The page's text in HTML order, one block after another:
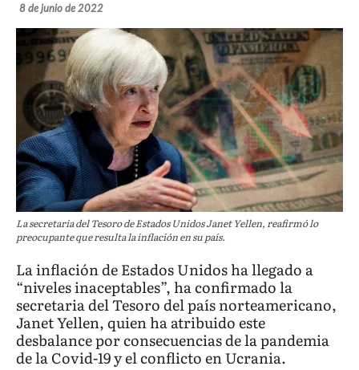
8 de junio de 2022
La secretaria del Tesoro de Estados Unidos Janet Yellen, reafirmó lo
preocupante que resulta la inflación en su país.
La inflación de Estados Unidos ha llegado a
“niveles inaceptables”, ha confirmado la
secretaria del Tesoro del país norteamericano,
Janet Yellen, quien ha atribuido este
desbalance por consecuencias de la pandemia
de la Covid-19 y el conflicto en Ucrania.